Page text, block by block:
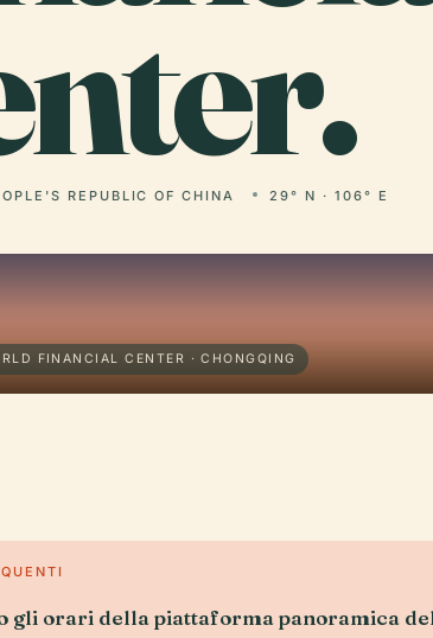
REPUBLIC OF CHINA 29° N · 106° E
FINANCIAL CENTER · CHONGQING
gli orari della piattaforma panoramica